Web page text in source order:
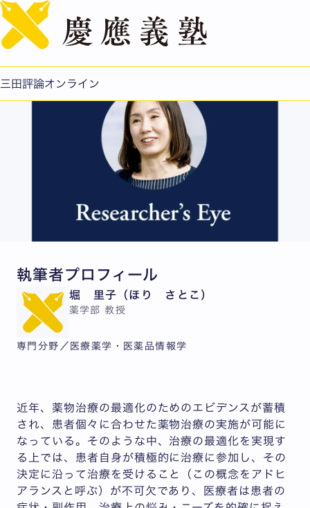
三田評論オンライン
堀里子：ソーシャルメディアの患者の声を医療に生かす
執筆者プロフィール
堀 里子（ほり さとこ）
薬学部 教授
専門分野／医療薬学・医薬品情報学
近年、薬物治療の最適化のためのエビデンスが蓄積
され、患者個々に合わせた薬物治療の実施が可能に
なっている。そのような中、治療の最適化を実現す
る上では、患者自身が積極的に治療に参加し、その
決定に沿って治療を受けること（この概念をアドヒ
アランスと呼ぶ）が不可欠であり、医療者は患者の